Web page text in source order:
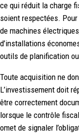
ce qui réduit la charge
soient respectées.
de machines
d’installations
outils de planification
Toute acquisition ne
L’investissement doit
être correctement
lorsque le contrôle
omet de signaler